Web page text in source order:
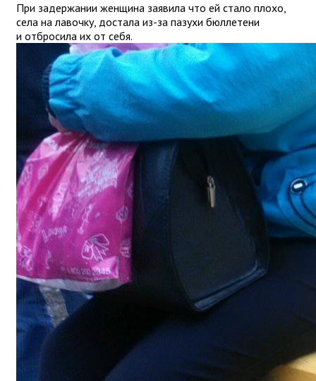
При задержании женщина заявила что ей стало плохо,
села на лавочку, достала из-за пазухи бюллетени
и отбросила их от себя.